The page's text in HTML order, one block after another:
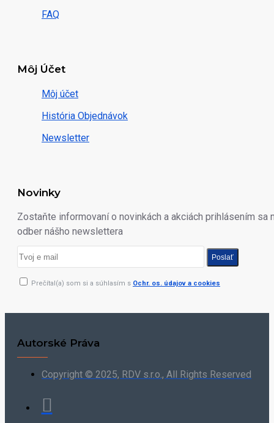
FAQ
Môj Účet
Môj účet
História Objednávok
Newsletter
Novinky
Zostaňte informovaní o novinkách a akciách prihlásením sa
odber nášho newslettera
Poslať
Prečítal(a) som si a súhlasím s Ochr. os. údajov a cookies
Autorské Práva
Copyright © 2025, RDV s.r.o., All Rights Reserved